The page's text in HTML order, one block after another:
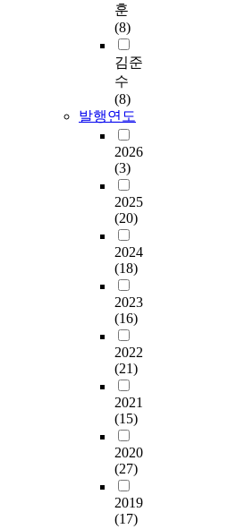
훈
(8)
김준
수
(8)
발행연도
2026
(3)
2025
(20)
2024
(18)
2023
(16)
2022
(21)
2021
(15)
2020
(27)
2019
(17)